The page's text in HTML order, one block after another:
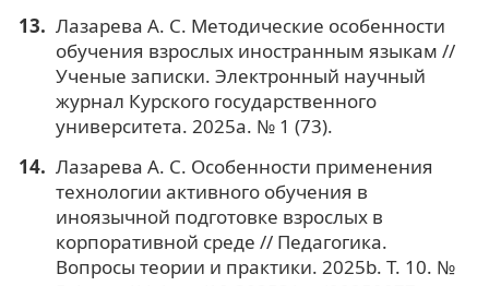
Лазарева А. С. Методические особенности
обучения взрослых иностранным языкам //
Ученые записки. Электронный научный
журнал Курского государственного
университета. 2025a. № 1 (73).
Лазарева А. С. Особенности применения
технологии активного обучения в
иноязычной подготовке взрослых в
корпоративной среде // Педагогика.
Вопросы теории и практики. 2025b. Т. 10. №